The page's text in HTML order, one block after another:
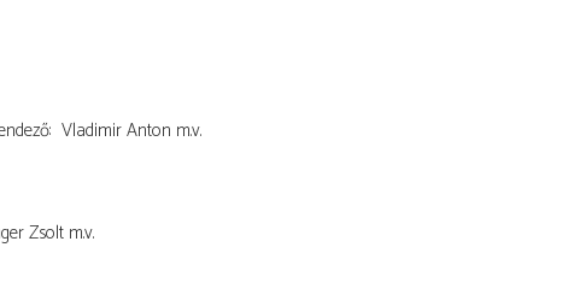
Vladimir Anton m.v.
Zsolt m.v.